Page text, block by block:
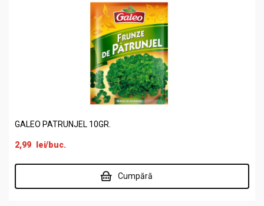
GALEO PATRUNJEL 10GR.
2,99 lei/buc.
Cumpără